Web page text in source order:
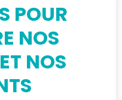
POUR
NOS
NOS